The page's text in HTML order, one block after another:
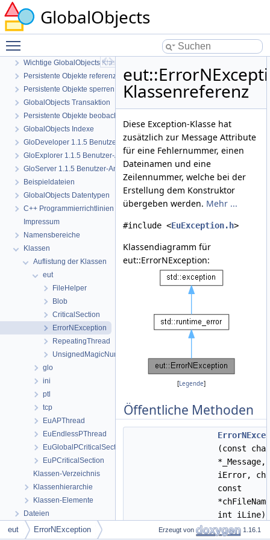
GlobalObjects
GlobalObjects
GlobalObjects 1.1.5
GlobalObjects installieren
Wichtige GlobalObjects Klassen
Persistente Objekte referenzieren
Persistente Objekte sperren
GlobalObjects Transaktion
Persistente Objekte beobachten / benachrichtigen
GlobalObjects Indexe
GloDeveloper 1.1.5 Benutzer-Anleitung
GloExplorer 1.1.5 Benutzer-Anleitung
GloServer 1.1.5 Benutzer-Anleitung
Beispieldateien
GlobalObjects Datentypen
C++ Programmierrichtlinien dieses Projekts
Impressum
Namensbereiche
Klassen
Auflistung der Klassen
eut
FileHelper
Blob
CriticalSection
ErrorNException
RepeatingThread
UnsignedMagicNumber
glo
ini
ptl
tcp
EuAPThread
EuEndlessPThread
EuGlobalPCriticalSection
EuPCriticalSection
Klassen-Verzeichnis
Klassenhierarchie
Klassen-Elemente
Dateien
Klassenreferenz
Diese Exception-Klasse hat
zusätzlich zur Message Attribute
für eine Fehlernummer, einen
Dateinamen und eine
Zeilennummer, welche bei der
Erstellung dem Konstruktor
übergeben werden. Mehr ...
#include <EuException.h>
Klassendiagramm für
eut::ErrorNException:
[Legende]
Öffentliche Methoden
(const char
iError,
const
int iLine)
eut ErrorNException Erzeugt von 1.16.1